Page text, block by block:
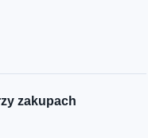
zakupach